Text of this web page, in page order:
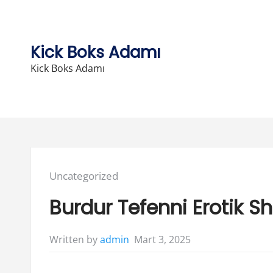
contentKick Boks Adamı
Kick Boks Adamı
Posted
Uncategorized
Burdur Tefenni Erotik
Written byadmin Mart 3, 2025